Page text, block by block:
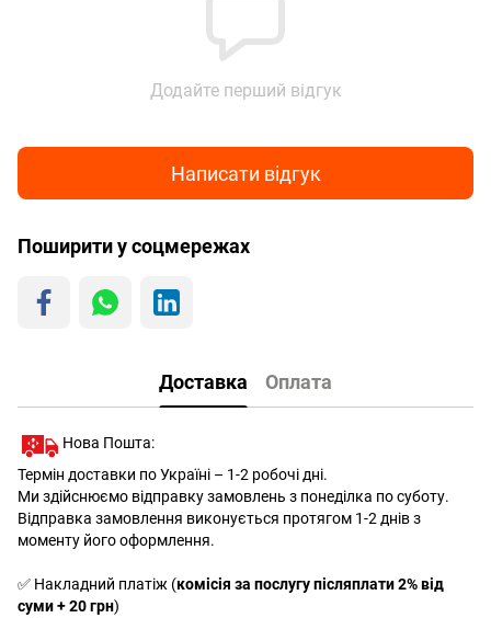
Додайте перший відгук
Написати відгук
Поширити у соцмережах
Доставка Оплата
Нова Пошта:
Термін доставки по Україні – 1-2 робочі дні.
Ми здійснюємо відправку замовлень з понеділка по суботу.
Відправка замовлення виконується протягом 1-2 днів з
моменту його оформлення.
✅ Накладний платіж (комісія за послугу післяплати 2% від
суми + 20 грн)